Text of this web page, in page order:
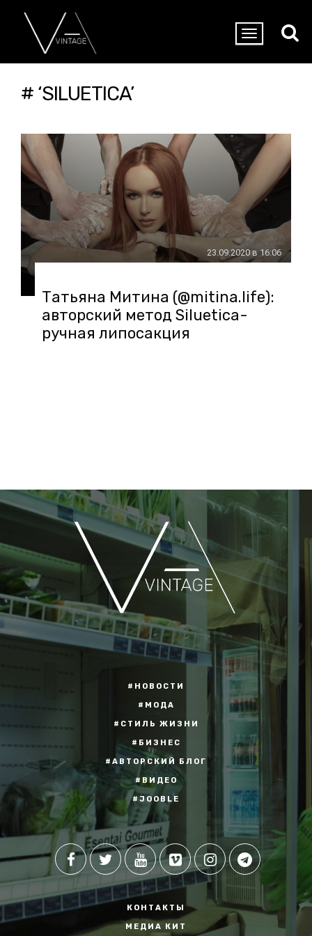
# ‘SILUETICA’
23.09.2020 в 16:06
Татьяна Митина (@mitina.life):
авторский метод Siluetica-
ручная липосакция
#НОВОСТИ
#МОДА
#СТИЛЬ ЖИЗНИ
#БИЗНЕС
#АВТОРСКИЙ БЛОГ
#ВИДЕО
#JOOBLE
КОНТАКТЫ
МЕДИА КИТ